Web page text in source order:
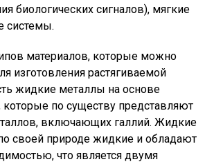
биологических сигналов), мягкие
системы.
материалов, которые можно
изготовления растягиваемой
жидкие металлы на основе
которые по существу представляют
включающих галлий. Жидкие
своей природе жидкие и обладают
что является двумя